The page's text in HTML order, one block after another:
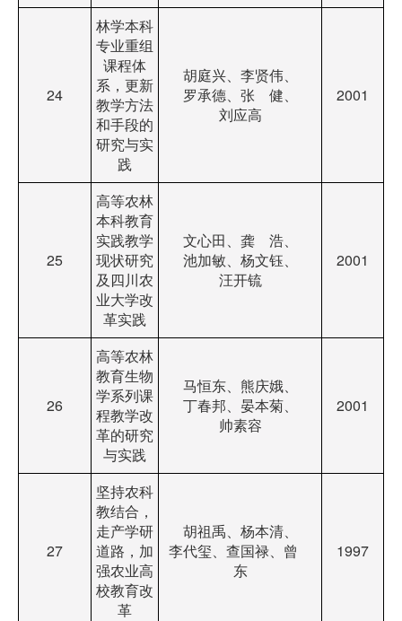
24
林学本科
专业重组
课程体
系，更新
教学方法
和手段的
研究与实
践
胡庭兴、李贤伟、
罗承德、张 健、
刘应高
2001
25
高等农林
本科教育
实践教学
现状研究
及四川农
业大学改
革实践
文心田、龚 浩、
池加敏、杨文钰、
汪开锍
2001
26
高等农林
教育生物
学系列课
程教学改
革的研究
与实践
马恒东、熊庆娥、
丁春邦、晏本菊、
帅素容
2001
27
坚持农科
教结合，
走产学研
道路，加
强农业高
校教育改
革
胡祖禹、杨本清、
李代玺、查国禄、曾
东
1997